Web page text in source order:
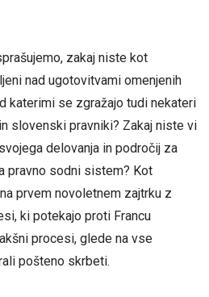
zakaj niste kot
nad ugotovitvami omenjenih
katerimi se zgražajo tudi nekateri
slovenski pravniki? Zakaj niste vi
delovanja in področij za
pravno sodni sistem? Kot
prvem novoletnem zajtrku z
ki potekajo proti Francu
procesi, glede na vse
pošteno skrbeti.